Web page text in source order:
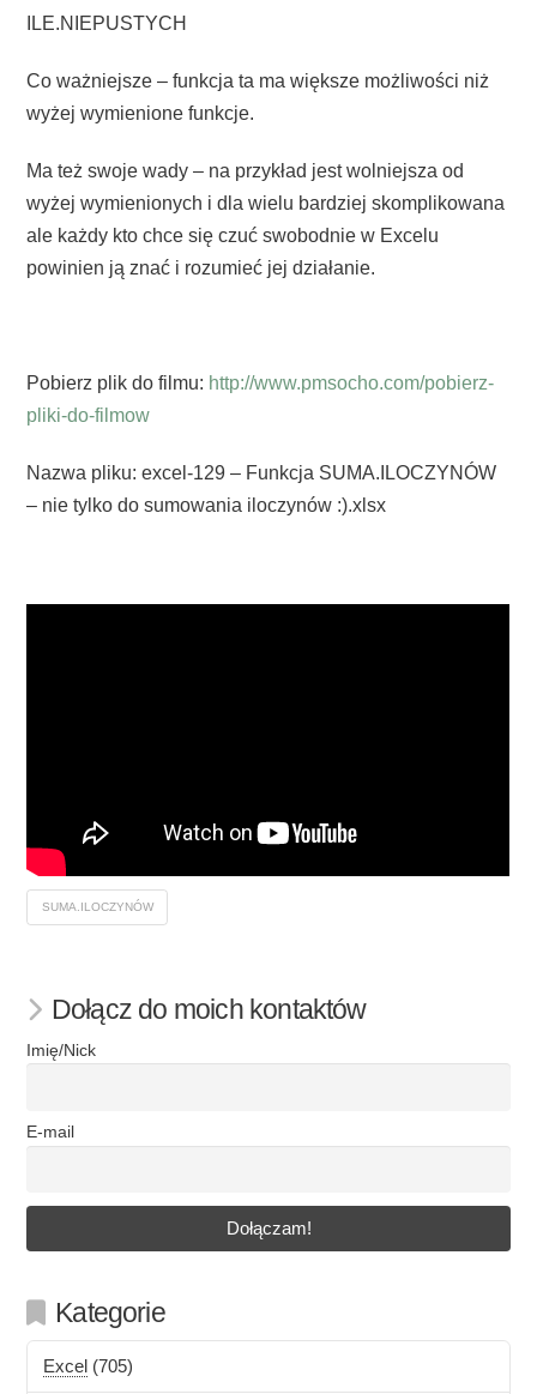
ILE.NIEPUSTYCH
Co ważniejsze – funkcja ta ma większe możliwości niż
wyżej wymienione funkcje.
Ma też swoje wady – na przykład jest wolniejsza od
wyżej wymienionych i dla wielu bardziej skomplikowana
ale każdy kto chce się czuć swobodnie w Excelu
powinien ją znać i rozumieć jej działanie.
Pobierz plik do filmu: http://www.pmsocho.com/pobierz-
pliki-do-filmow
Nazwa pliku: excel-129 – Funkcja SUMA.ILOCZYNÓW
– nie tylko do sumowania iloczynów :).xlsx
SUMA.ILOCZYNÓW
Dołącz do moich kontaktów
Imię/Nick
E-mail
Kategorie
Excel (705)